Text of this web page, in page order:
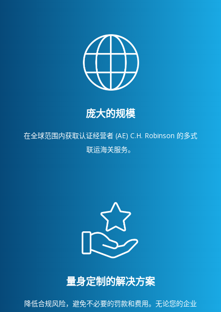
庞大的规模
在全球范围内获取认证经营者 (AE) C.H. Robinson 的多式
联运海关服务。
量身定制的解决方案
降低合规风险，避免不必要的罚款和费用。无论您的企业